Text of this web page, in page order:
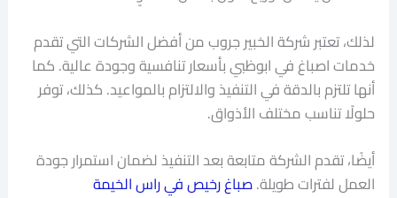
لذلك، تعتبر شركة الخبير جروب من أفضل الشركات التي تقدم
خدمات اصباغ في ابوظبي بأسعار تنافسية وجودة عالية. كما
أنها تلتزم بالدقة في التنفيذ والالتزام بالمواعيد. كذلك، توفر
حلولًا تناسب مختلف الأذواق.
أيضًا، تقدم الشركة متابعة بعد التنفيذ لضمان استمرار جودة
العمل لفترات طويلة.صباغ رخيص في راس الخيمة